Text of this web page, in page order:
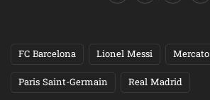
FC Barcelona Lionel Messi Mercato
Paris Saint-Germain Real Madrid